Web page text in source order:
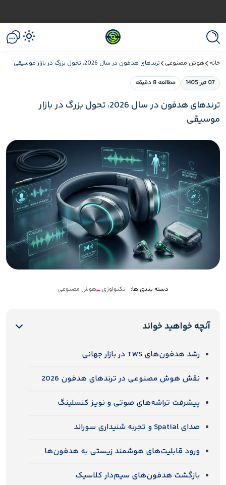
خانه هوش مصنوعی ترندهای هدفون در سال 2026، تحول بزرگ در بازار موسیقی
07 تیر 1405 مطالعه 8 دقیقه
ترندهای هدفون در سال 2026، تحول بزرگ در بازار
موسیقی
دسته بندی ها: تکنولوژی هوش مصنوعی
آنچه خواهید خواند
رشد هدفون‌های TWS در بازار جهانی
نقش هوش مصنوعی در ترندهای هدفون 2026
پیشرفت تراشه‌های صوتی و نویز کنسلینگ
صدای Spatial و تجربه شنیداری سوراند
ورود قابلیت‌های هوشمند زیستی به هدفون‌ها
بازگشت هدفون‌های سیم‌دار کلاسیک